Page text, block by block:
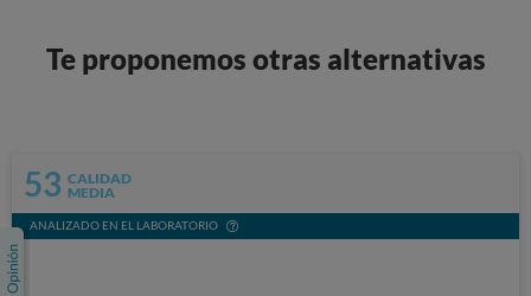
Te proponemos otras alternativas
53 CALIDAD
MEDIA
ANALIZADO EN EL LABORATORIO